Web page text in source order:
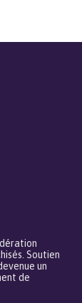
Soutien
un
de